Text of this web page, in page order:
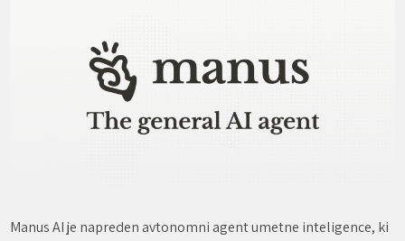
Manus AI je napreden avtonomni agent umetne inteligence, ki